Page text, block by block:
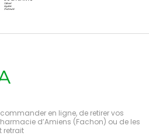
en ligne, de retirer vos
d’Amiens (Fachon) ou de les
retrait